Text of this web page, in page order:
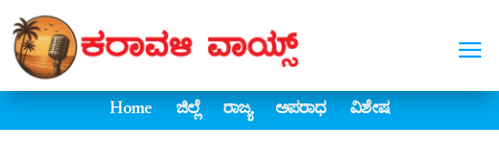
Home ಜಿಲ್ಲೆ ರಾಜ್ಯ ಅಪರಾಧ ವಿಶೇಷ